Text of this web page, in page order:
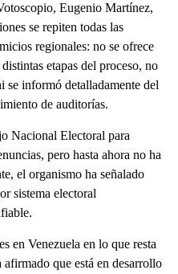
Eugenio Martínez,
se repiten todas las
regionales: no se ofrece
etapas del proceso, no
se informó detalladamente del
de auditorías.
Nacional Electoral para
pero hasta ahora no ha
el organismo ha señalado
sistema electoral
en Venezuela en lo que resta
que está en desarrollo